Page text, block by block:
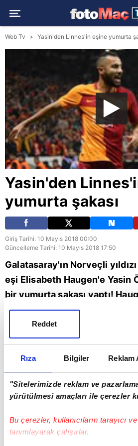
Rıza Bilgiler Reklam
"Sitelerimizde reklam ve
yürütülmesi amaçları ile çerezler
Bu çerezler, kullanıcıların tarayıcı
tanımlayarak çalışırlar.
Reddet
Web Tv Yasin'den Linnes'in eşine yumurta
Yasin'den
yumurta şakası
Giriş Tarihi: 10 Mayıs 2018 00:00
Güncelleme Tarihi: 10 Mayıs 2018 17:50
Galatasaray'ın Norveçli
eşi Elisabeth Haugen'e Yasin
bir yumurta şakası yaptı!
anların videosunu "Nasıl
mı?" mesajıyla sosyal medya
paylaştı.